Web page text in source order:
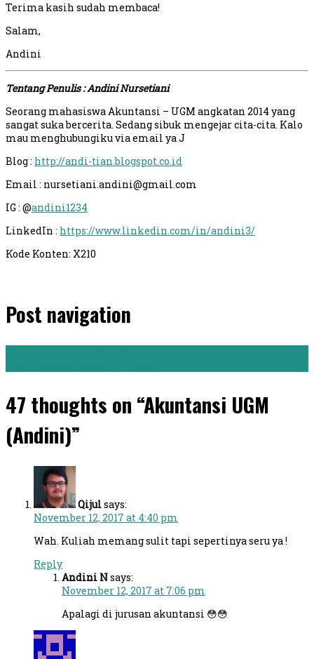
Terima kasih sudah membaca!
Salam,
Andini
Tentang Penulis : Andini Nursetiani
Seorang mahasiswa Akuntansi – UGM angkatan 2014 yang
sangat suka bercerita. Sedang sibuk mengejar cita-cita. Kalo
mau menghubungiku via email ya J
Blog : http://andi-tian.blogspot.co.id
Email : nursetiani.andini@gmail.com
IG : @andini1234
LinkedIn : https://www.linkedin.com/in/andini3/
Kode Konten: X210
Post navigation
47 thoughts on “Akuntansi UGM
(Andini)”
Qijulsays:
November 12, 2017 at 4:40 pm
Wah. Kuliah memang sulit tapi sepertinya seru ya !
Reply
Andini Nsays:
November 12, 2017 at 7:06 pm
Apalagi di jurusan akuntansi 😳😳